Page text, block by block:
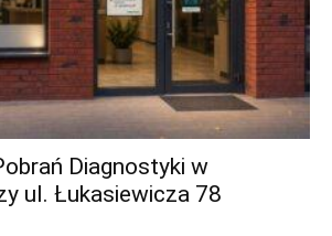
Diagnostyki w
ul. Łukasiewicza 78